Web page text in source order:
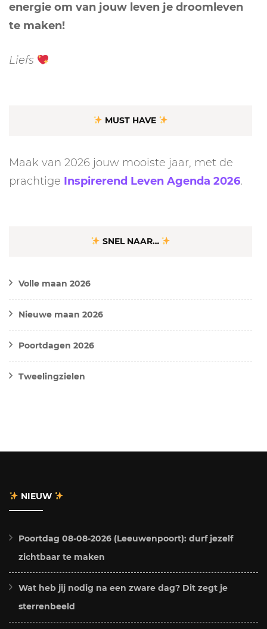
energie om van jouw leven je droomleven
te maken!
Liefs
MUST HAVE
Maak van 2026 jouw mooiste jaar, met de
prachtige Inspirerend Leven Agenda 2026.
SNEL NAAR…
Volle maan 2026
Nieuwe maan 2026
Poortdagen 2026
Tweelingzielen
NIEUW
Poortdag 08-08-2026 (Leeuwenpoort): durf jezelf
zichtbaar te maken
Wat heb jij nodig na een zware dag? Dit zegt je
sterrenbeeld